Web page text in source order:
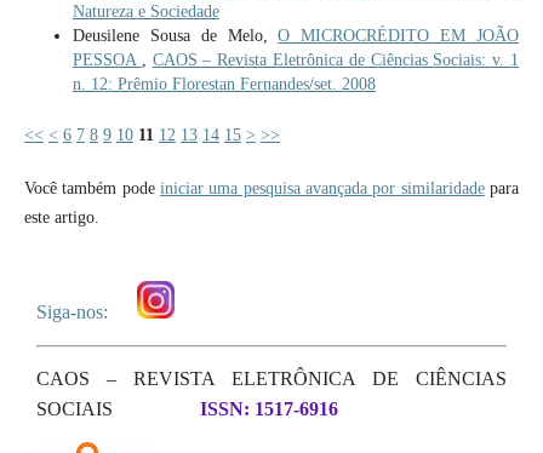
Natureza e Sociedade
Deusilene Sousa de Melo,O MICROCRÉDITO EM JOÃO
PESSOA
CAOS – Revista Eletrônica de Ciências Sociais: v. 1
n. 12: Prêmio Florestan Fernandes/set. 2008
<< < 6 7 8 9 10 11 12 13 14 15 > >>
Você também pode iniciar uma pesquisa avançada por similaridadepara
este artigo.
Siga-nos:
CAOS – REVISTA ELETRÔNICA DE CIÊNCIAS
SOCIAIS
ISSN: 1517-6916